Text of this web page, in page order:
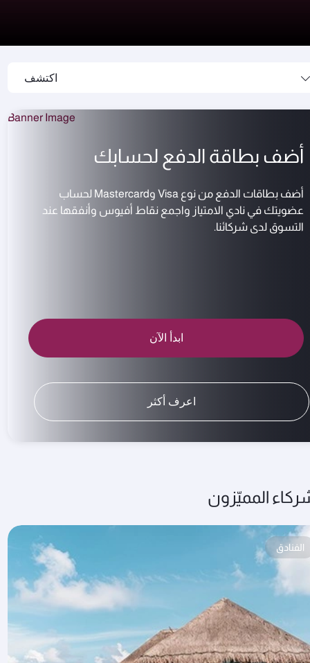
اكتشف
أضف بطاقة الدفع لحسابك
أضف بطاقات الدفع من نوع Visa وMastercard لحساب
عضويتك في نادي الامتياز واجمع نقاط أفيوس وأنفقها عند
التسوق لدى شركائنا.
ابدأ الآن
اعرف أكثر
المميّزون
الفنادق